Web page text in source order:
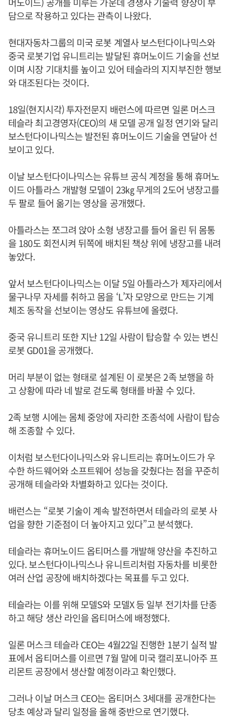
담으로 작용하고 있다는 관측이 나왔다.
현대자동차그룹의 미국 로봇 계열사 보스턴다이나믹스와
중국 로봇기업 유니트리는 발달된 휴머노이드 기술을 선보
이며 시장 기대치를 높이고 있어 테슬라의 지지부진한 행보
와 대조된다는 것이다.
18일(현지시각) 투자전문지 배런스에 따르면 일론 머스크
테슬라 최고경영자(CEO)의 새 모델 공개 일정 연기와 달리
보스턴다이나믹스는 발전된 휴머노이드 기술을 연달아 선
보이고 있다.
이날 보스턴다이나믹스는 유튜브 공식 계정을 통해 휴머노
이드 아틀라스 개발형 모델이 23㎏ 무게의 2도어 냉장고를
두 팔로 들어 옮기는 영상을 공개했다.
아틀라스는 쪼그려 앉아 소형 냉장고를 들어 올린 뒤 몸통
을 180도 회전시켜 뒤쪽에 배치된 책상 위에 냉장고를 내려
놓았다.
앞서 보스턴다이나믹스는 이달 5일 아틀라스가 제자리에서
물구나무 자세를 취하고 몸을 ‘L’자 모양으로 만드는 기계
체조 동작을 선보이는 영상도 유튜브에 올렸다.
중국 유니트리 또한 지난 12일 사람이 탑승할 수 있는 변신
로봇 GD01을 공개했다.
머리 부분이 없는 형태로 설계된 이 로봇은 2족 보행을 하
고 상황에 따라 네 발로 걷도록 형태를 바꿀 수 있다.
2족 보행 시에는 몸체 중앙에 자리한 조종석에 사람이 탑승
해 조종할 수 있다.
이처럼 보스턴다이나믹스와 유니트리는 휴머노이드가 우
수한 하드웨어와 소프트웨어 성능을 갖췄다는 점을 꾸준히
공개해 테슬라와 차별화하고 있다는 것이다.
배런스는 “로봇 기술이 계속 발전하면서 테슬라의 로봇 사
업을 향한 기준점이 더 높아지고 있다”고 분석했다.
테슬라는 휴머노이드 옵티머스를 개발해 양산을 추진하고
있다. 보스턴다이나믹스나 유니트리처럼 자동차를 비롯한
여러 산업 공장에 배치하겠다는 목표를 두고 있다.
테슬라는 이를 위해 모델S와 모델X 등 일부 전기차를 단종
하고 해당 생산 라인을 옵티머스에 배정했다.
일론 머스크 테슬라 CEO는 4월22일 진행한 1분기 실적 발
표에서 옵티머스를 이르면 7월 말에 미국 캘리포니아주 프
리몬트 공장에서 생산할 예정이라고 확인했다.
그러나 이날 머스크 CEO는 옵티머스 3세대를 공개한다는
당초 예상과 달리 일정을 올해 중반으로 연기했다.